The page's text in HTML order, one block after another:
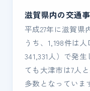
滋賀県内の交通
平成27年に滋賀県
うち、1,198件は
341,331人）で発
ても大津市は7人
多数となっていま